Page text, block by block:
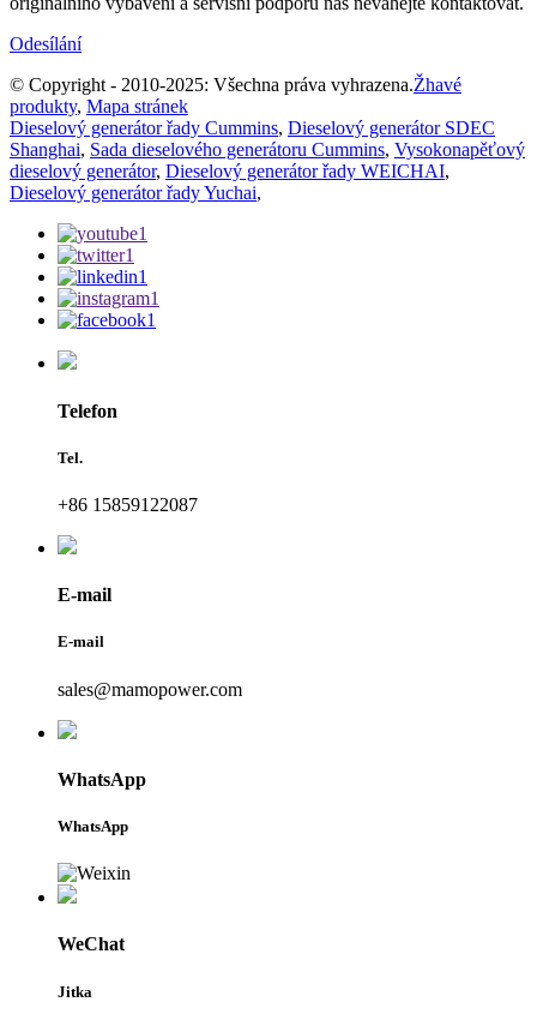
Odesílání
© Copyright - 2010-2025: Všechna práva vyhrazena.Žhavé
produkty, Mapa stránek
Dieselový generátor řady Cummins, Dieselový generátor SDEC
Shanghai, Sada dieselového generátoru Cummins, Vysokonapěťový
dieselový generátor, Dieselový generátor řady WEICHAI,
Dieselový generátor řady Yuchai,
Telefon
Tel.
+86 15859122087
E-mail
E-mail
sales@mamopower.com
WhatsApp
WhatsApp
WeChat
Jitka